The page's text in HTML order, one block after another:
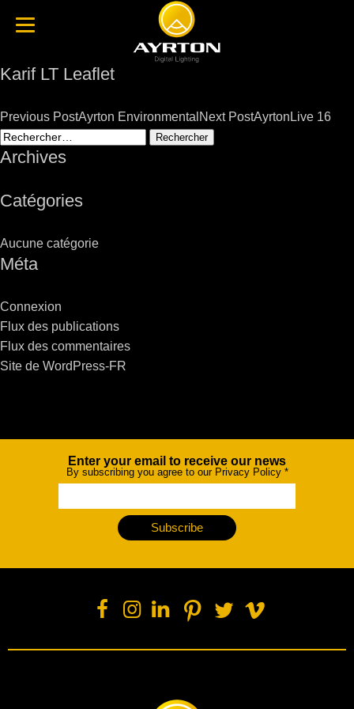
Karif LT Leaflet
Post
navigation
Previous PostAyrton Environmental Next PostAyrtonLive 16
Rechercher :
Archives
Catégories
Aucune catégorie
Méta
Connexion
Flux des publications
Flux des commentaires
Site de WordPress-FR
NewsletterEnter your email to receive our news
By subscribing you agree to our Privacy Policy *
Subscribe